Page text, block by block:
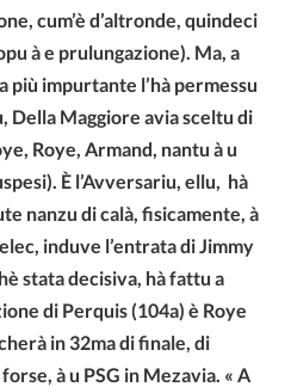
cum’è d’altronde, quindeci
à e prulungazione). Ma, a
più impurtante l’hà permessu
Della Maggiore avia sceltu di
Roye, Armand, nantu à u
È l’Avversariu, ellu, hà
nanzu di calà, fisicamente, à
induve l’entrata di Jimmy
stata decisiva, hà fattu a
di Perquis (104a) è Roye
in 32ma di finale, di
à u PSG in Mezavia. « A